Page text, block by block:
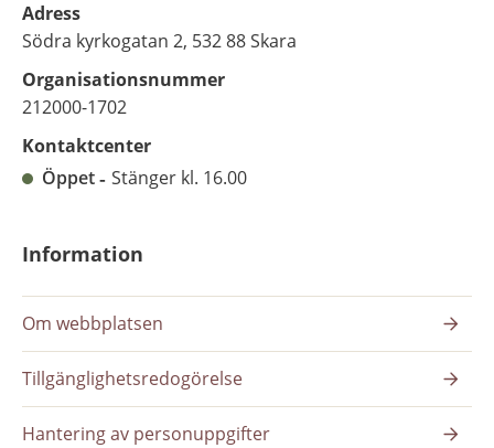
Adress
Södra kyrkogatan 2, 532 88 Skara
Organisationsnummer
212000-1702
Kontaktcenter
Öppet
Stänger kl. 16.00
Information
Om webbplatsen
Tillgänglighetsredogörelse
Hantering av personuppgifter